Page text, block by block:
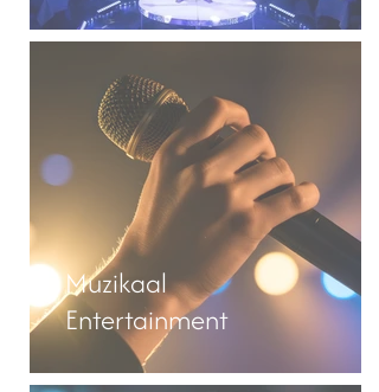
Muzikaal
Entertainment